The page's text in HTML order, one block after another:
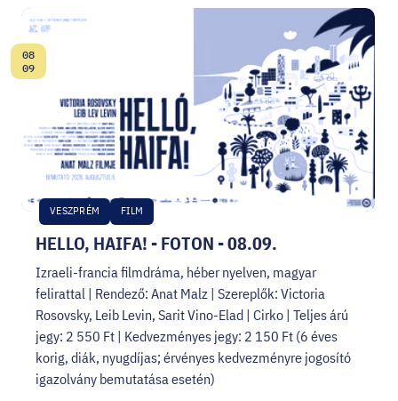
HELLO, HAIFA! - FOTON - 08.09.
VESZPRÉM FILM
Date:
08
09
Izraeli-francia filmdráma, héber nyelven, magyar
felirattal | Rendező: Anat Malz | Szereplők: Victoria
Rosovsky, Leib Levin, Sarit Vino-Elad | Cirko | Teljes árú
jegy: 2 550 Ft | Kedvezményes jegy: 2 150 Ft (6 éves
korig, diák, nyugdíjas; érvényes kedvezményre jogosító
igazolvány bemutatása esetén)